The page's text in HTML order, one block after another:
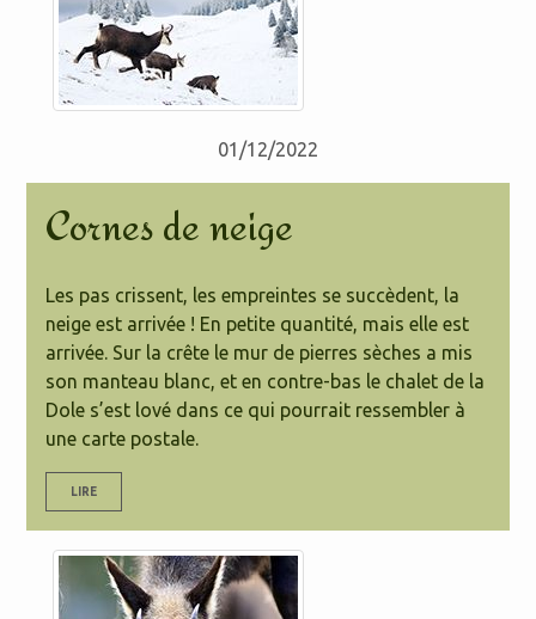
01/12/2022
Cornes de neige
Les pas crissent, les empreintes se succèdent, la
neige est arrivée ! En petite quantité, mais elle est
arrivée. Sur la crête le mur de pierres sèches a mis
son manteau blanc, et en contre-bas le chalet de la
Dole s’est lové dans ce qui pourrait ressembler à
une carte postale.
LIRE